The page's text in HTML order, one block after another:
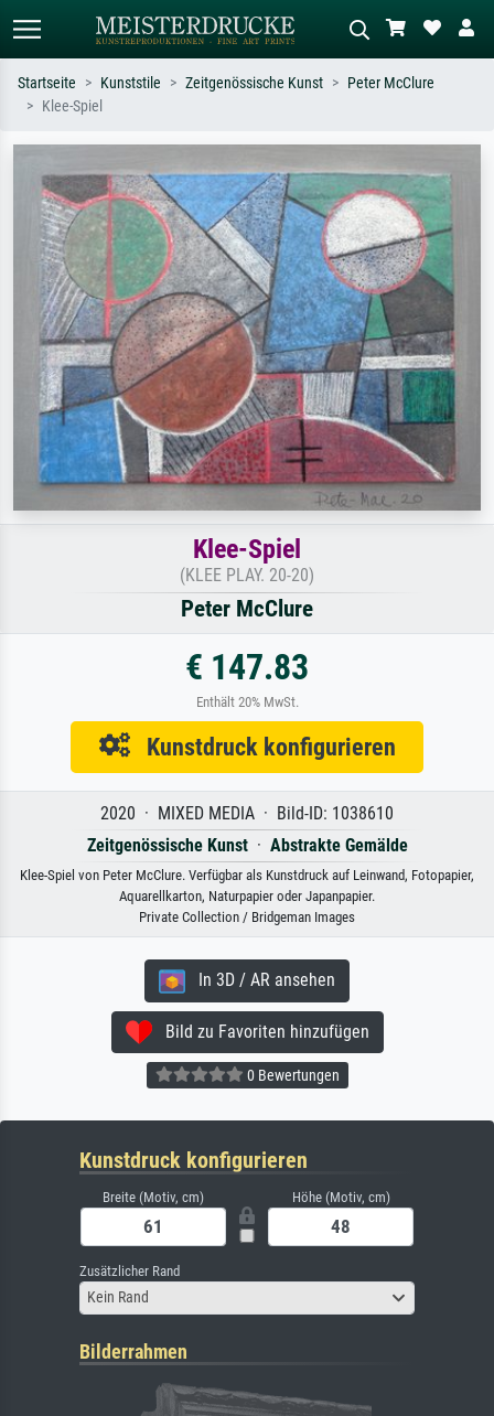
oder Stilen – z.B. Monet,
Sternennacht, Impressionismus, Welle
Hokusai, Akt.
Wiese, Abstrakt mit viel Rot, Dunkles
Ölgemälde, Stehender Akt neben einem
Baum.
Startseite Kunststile Zeitgenössische Kunst
Peter McClure
Klee-Spiel
Klee-Spiel
(KLEE PLAY. 20-20)
Peter McClure
€ 147.83
Enthält 20% MwSt.
Kunstdruck konfigurieren
2020 · MIXED MEDIA · Bild-ID: 1038610
Zeitgenössische Kunst· Abstrakte Gemälde
Klee-Spiel von Peter McClure. Verfügbar als Kunstdruck auf Leinwand, Fotopapier,
Aquarellkarton, Naturpapier oder Japanpapier.
Private Collection / Bridgeman Images
In 3D / AR ansehen
Bild zu Favoriten hinzufügen
0 Bewertungen
Kunstdruck konfigurieren
Breite (Motiv, cm) Höhe (Motiv, cm)
Zusätzlicher Rand
Kein Rand
Bilderrahmen